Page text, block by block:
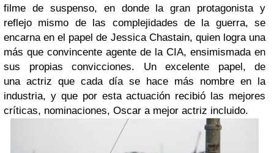
filme de suspenso, en donde la gran protagonista y
reflejo mismo de las complejidades de la guerra, se
encarna en el papel de Jessica Chastain, quien logra una
más que convincente agente de la CIA, ensimismada en
sus propias convicciones. Un excelente papel, de
una actriz que cada día se hace más nombre en la
industria, y que por esta actuación recibió las mejores
críticas, nominaciones, Oscar a mejor actriz incluido.